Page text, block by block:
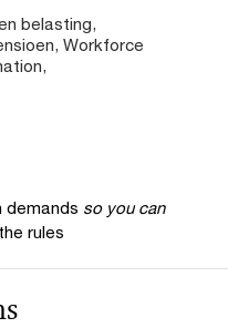
belasting,
Workforce
demands so you can
rules